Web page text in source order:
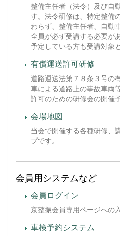
整備主任者（法令）及び自
す。法令研修は、特定整備
わらず、整備主任者、自動
全員が必ず受講する必要が
予定している方も受講対象
有償運送許可研修
道路運送法第７８条３号の
車による道路上の事故車両
許可のための研修会の開催
会場地図
当会で開催する各種研修、
プです。
会員用システムなど
会員ログイン
京整振会員専用ページへの
車検予約システム